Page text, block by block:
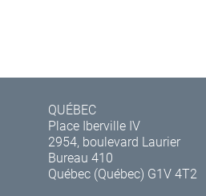
QUÉBEC
Place Iberville IV
2954, boulevard Laurier
Bureau 410
Québec (Québec) G1V 4T2